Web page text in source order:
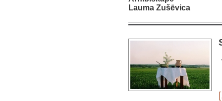
Lauma Zušēvica